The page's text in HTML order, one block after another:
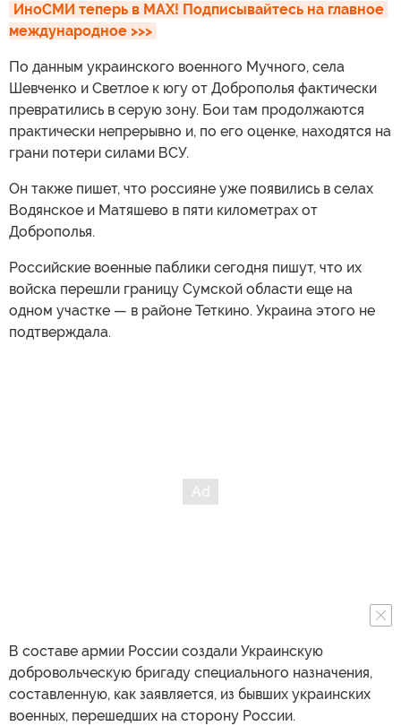
ИноСМИ теперь в MAX! Подписывайтесь на главное
международное >>>
По данным украинского военного Мучного, села
Шевченко и Светлое к югу от Доброполья фактически
превратились в серую зону. Бои там продолжаются
практически непрерывно и, по его оценке, находятся на
грани потери силами ВСУ.
Он также пишет, что россияне уже появились в селах
Водянское и Матяшево в пяти километрах от
Доброполья.
Российские военные паблики сегодня пишут, что их
войска перешли границу Сумской области еще на
одном участке — в районе Теткино. Украина этого не
подтверждала.
В составе армии России создали Украинскую
добровольческую бригаду специального назначения,
составленную, как заявляется, из бывших украинских
военных, перешедших на сторону России.